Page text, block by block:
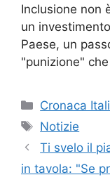
Inclusione non
un
Paese, un
"punizione"
Categorie
Cronaca
Tag
Notizie
Ti svelo il
in tavola: "Se